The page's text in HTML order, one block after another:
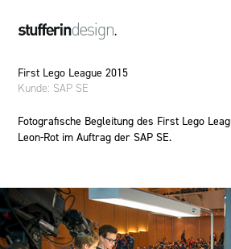
First Lego League 2015
Kunde: SAP SE
Fotografische Begleitung des First Lego
Leon-Rot im Auftrag der SAP SE.